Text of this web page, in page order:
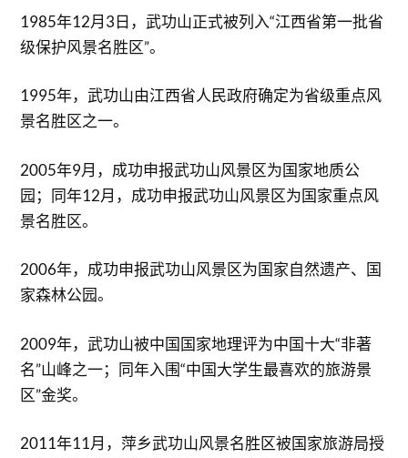
1985年12月3日，武功山正式被列入“江西省第一批省
级保护风景名胜区”。
1995年，武功山由江西省人民政府确定为省级重点风
景名胜区之一。
2005年9月，成功申报武功山风景区为国家地质公
园；同年12月，成功申报武功山风景区为国家重点风
景名胜区。
2006年，成功申报武功山风景区为国家自然遗产、国
家森林公园。
2009年，武功山被中国国家地理评为中国十大“非著
名”山峰之一；同年入围“中国大学生最喜欢的旅游景
区”金奖。
2011年11月，萍乡武功山风景名胜区被国家旅游局授